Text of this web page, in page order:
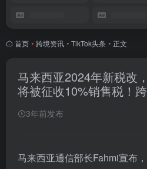
首页 • 跨境资讯 • TikTok头条 • 正文
马来西亚2024年新税改
将被征收10%销售税！
3年前发布
马来西亚通信部长Fahmi宣布